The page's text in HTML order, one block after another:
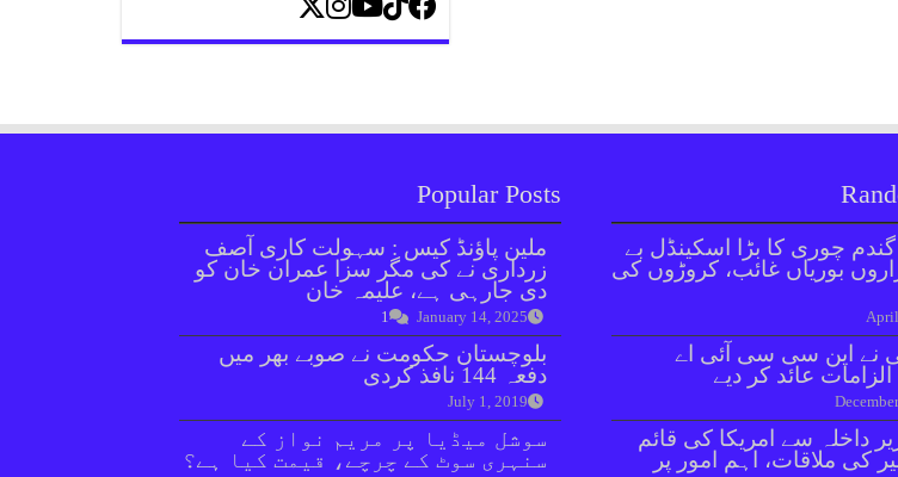
Popular Posts
ملین پاؤنڈ کیس : سہولت کاری آصف
زرداری نے کی مگر سزا عمران خان کو
دی جارہی ہے، علیمہ خان
January 14, 2025
1
بلوچستان حکومت نے صوبے بھر میں
دفعہ 144 نافذ کردی
July 1, 2019
سوشل میڈیا پر مریم نواز کے
سنہری سوٹ کے چرچے، قیمت کیا ہے؟
چوری کا بڑا اسکینڈل بے
بوریاں غائب، کروڑوں کی
نے این سی سی آئی اے
عائد کر دیے
داخلہ سے امریکا کی قائم
کی ملاقات، اہم امور پر